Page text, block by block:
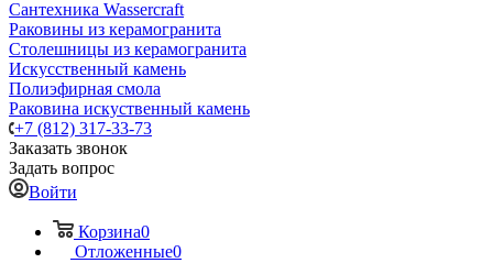
Сантехника Wassercraft
Раковины из керамогранита
Столешницы из керамогранита
Искусственный камень
Полиэфирная смола
Раковина искуственный камень
+7 (812) 317-33-73
Заказать звонок
Задать вопрос
Войти
Корзина0
Отложенные0